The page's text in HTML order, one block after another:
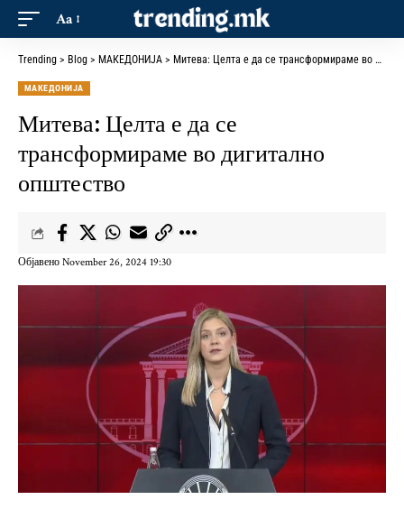
Aa
Trending > Blog > МАКЕДОНИЈА > Митева: Целта е да се трансформираме во дигитално општество
МАКЕДОНИЈА
Митева: Целта е да се
трансформираме во дигитално
општество
Објавено November 26, 2024 19:30